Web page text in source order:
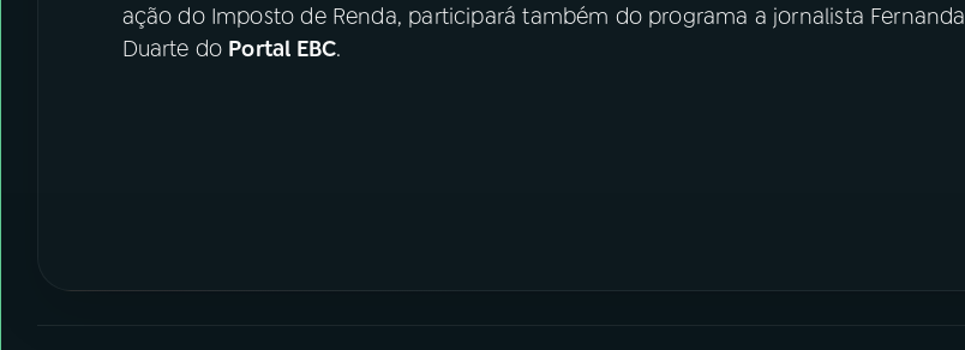
ação do Imposto de Renda, participará também do programa a jornalista Fernanda
Duarte do Portal EBC.